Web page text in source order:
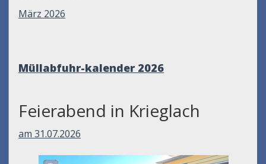
März 2026
Müllabfuhr-kalender